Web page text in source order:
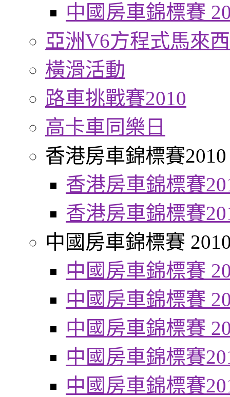
中國房車錦標賽
亞洲V6方程式馬來
橫滑活動
路車挑戰賽2010
高卡車同樂日
香港房車錦標賽2010
香港房車錦標賽
香港房車錦標賽
中國房車錦標賽
中國房車錦標賽
中國房車錦標賽
中國房車錦標賽
中國房車錦標賽
中國房車錦標賽